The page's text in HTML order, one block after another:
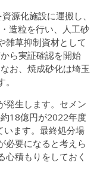
源化施設に運搬し、
造粒を行い、人工砂
雑草抑制資材として
ら実証確認を開始
お、焼成砂化は埼玉
発生します。セメン
18億円が2022年度
ます。最終処分場
必要になると考えら
心積もりをしておく